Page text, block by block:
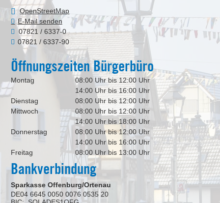
OpenStreetMap
E-Mail senden
07821 / 6337-0
07821 / 6337-90
Öffnungszeiten Bürgerbüro
Montag
08:00 Uhr bis 12:00 Uhr
14:00 Uhr bis 16:00 Uhr
Dienstag
08:00 Uhr bis 12:00 Uhr
Mittwoch
08:00 Uhr bis 12:00 Uhr
14:00 Uhr bis 18:00 Uhr
Donnerstag
08:00 Uhr bis 12:00 Uhr
14:00 Uhr bis 16:00 Uhr
Freitag
08:00 Uhr bis 13:00 Uhr
Bankverbindung
Sparkasse Offenburg/Ortenau
DE04 6645 0050 0076 0535 20